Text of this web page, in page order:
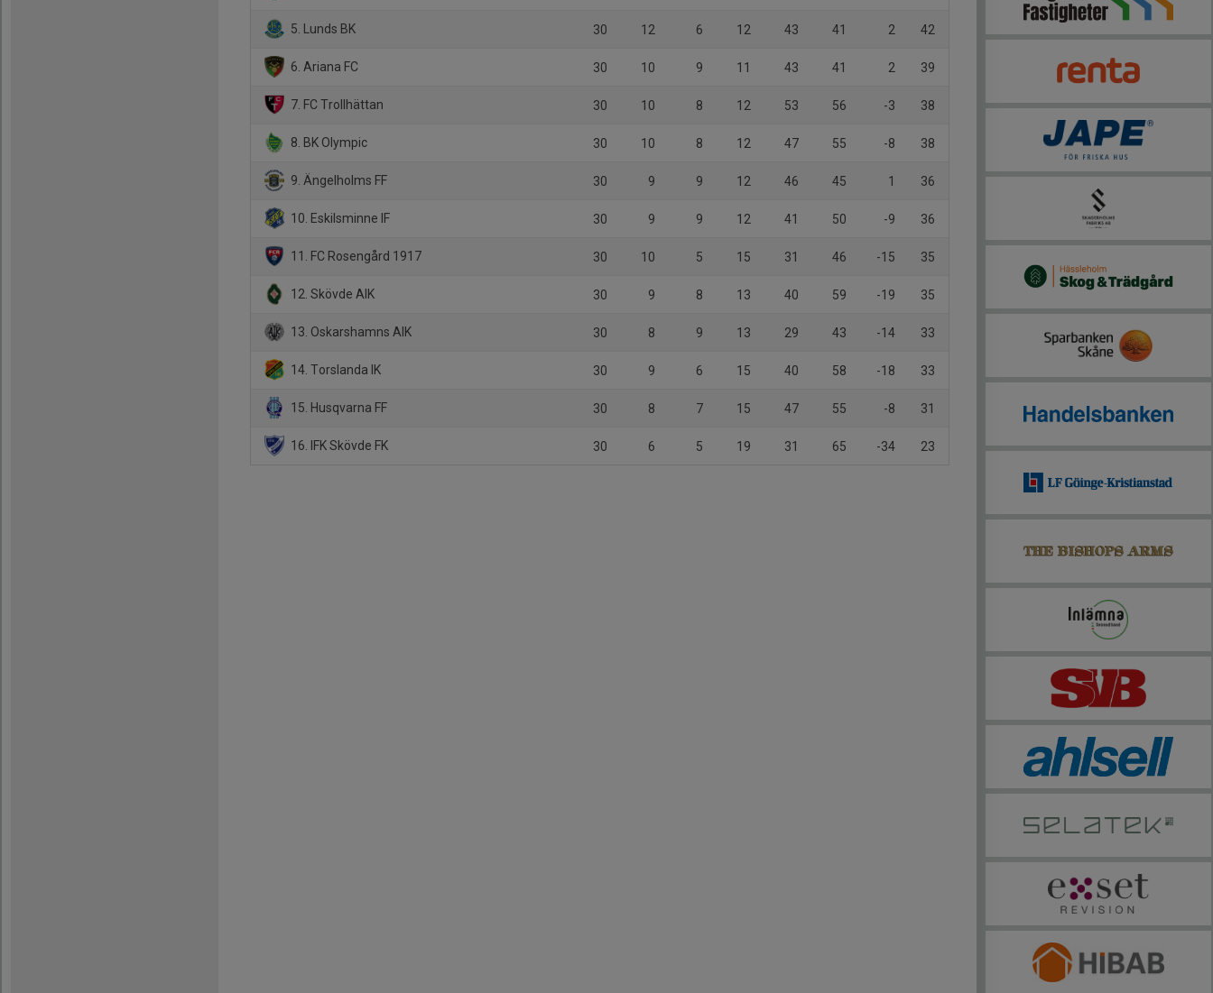
5. Lunds BK 30 12 6 12 43 41 2 42
6. Ariana FC 30 10 9 11 43 41 2 39
7. FC Trollhättan 30 10 8 12 53 56 -3 38
8. BK Olympic 30 10 8 12 47 55 -8 38
9. Ängelholms FF 30 9 9 12 46 45 1 36
10. Eskilsminne IF 30 9 9 12 41 50 -9 36
11. FC Rosengård 1917 30 10 5 15 31 46 -15 35
12. Skövde AIK 30 9 8 13 40 59 -19 35
13. Oskarshamns AIK 30 8 9 13 29 43 -14 33
14. Torslanda IK 30 9 6 15 40 58 -18 33
15. Husqvarna FF 30 8 7 15 47 55 -8 31
16. IFK Skövde FK 30 6 5 19 31 65 -34 23